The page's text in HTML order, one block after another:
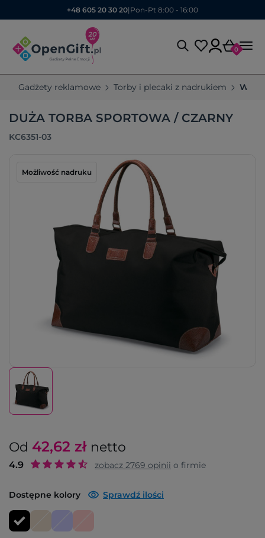
+48 605 20 30 20| Pon-Pt 8:00 - 16:00
0
Gadżety reklamowe Torby i plecaki z nadrukiem
DUŻA TORBA SPORTOWA / CZARNY
KC6351-03
Możliwość nadruku
Od 42,62 zł netto
4.9 zobacz 2769 opinii o firmie
Dostępne kolory Sprawdź ilości